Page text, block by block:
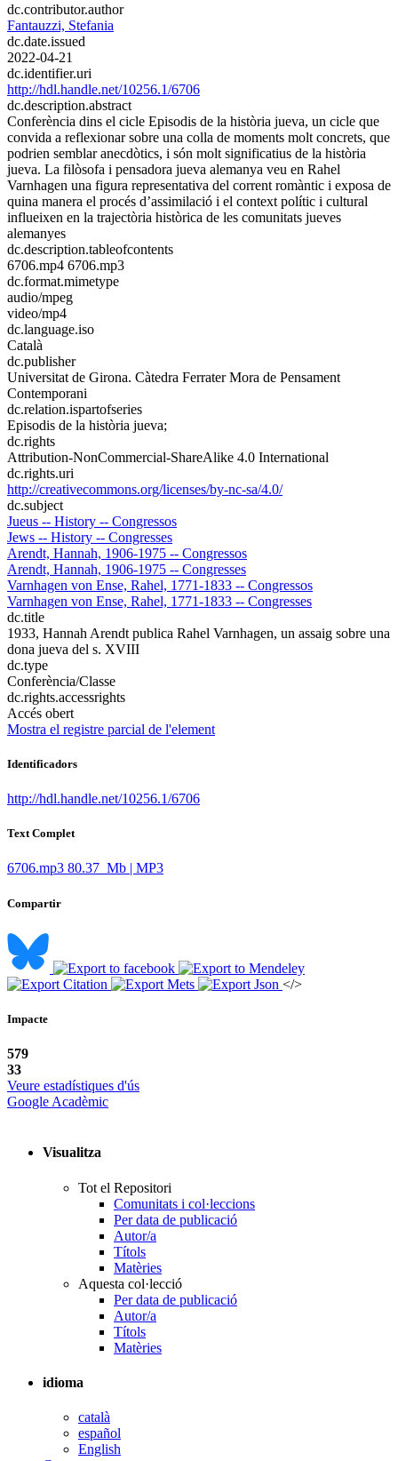
dc.contributor.author
Fantauzzi, Stefania
dc.date.issued
2022-04-21
dc.identifier.uri
http://hdl.handle.net/10256.1/6706
dc.description.abstract
Conferència dins el cicle Episodis de la història jueva, un cicle que
convida a reflexionar sobre una colla de moments molt concrets, que
podrien semblar anecdòtics, i són molt significatius de la història
jueva. La filòsofa i pensadora jueva alemanya veu en Rahel
Varnhagen una figura representativa del corrent romàntic i exposa de
quina manera el procés d’assimilació i el context polític i cultural
influeixen en la trajectòria històrica de les comunitats jueves
alemanyes
dc.description.tableofcontents
6706.mp4 6706.mp3
dc.format.mimetype
audio/mpeg
video/mp4
dc.language.iso
Català
dc.publisher
Universitat de Girona. Càtedra Ferrater Mora de Pensament
Contemporani
dc.relation.ispartofseries
Episodis de la història jueva;
dc.rights
Attribution-NonCommercial-ShareAlike 4.0 International
dc.rights.uri
http://creativecommons.org/licenses/by-nc-sa/4.0/
dc.subject
Jueus -- History -- Congressos
Jews -- History -- Congresses
Arendt, Hannah, 1906-1975 -- Congressos
Arendt, Hannah, 1906-1975 -- Congresses
Varnhagen von Ense, Rahel, 1771-1833 -- Congressos
Varnhagen von Ense, Rahel, 1771-1833 -- Congresses
dc.title
1933, Hannah Arendt publica Rahel Varnhagen, un assaig sobre una
dona jueva del s. XVIII
dc.type
Conferència/Classe
dc.rights.accessrights
Accés obert
Mostra el registre parcial de l'element
Identificadors
http://hdl.handle.net/10256.1/6706
Text Complet
6706.mp3 80.37 Mb | MP3
Compartir
</>
Impacte
579
33
Veure estadístiques d'ús
Google Acadèmic
Visualitza
Tot el Repositori
Comunitats i col·leccions
Per data de publicació
Autor/a
Títols
Matèries
Aquesta col·lecció
Per data de publicació
Autor/a
Títols
Matèries
idioma
català
español
English